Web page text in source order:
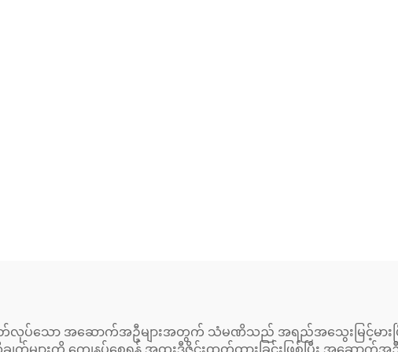
ပ်သော အဆောက်အဦများအတွက် သံမဏိသည် အရည်အသွေးမြင့်မားပြီ